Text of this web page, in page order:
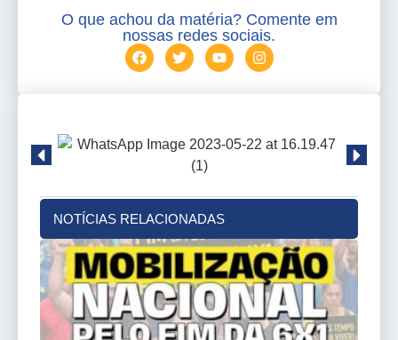
O que achou da matéria? Comente em
nossas redes sociais.
NOTÍCIAS RELACIONADAS